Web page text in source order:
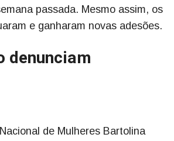
passada. Mesmo assim, os
e ganharam novas adesões.
denunciam
de Mulheres Bartolina